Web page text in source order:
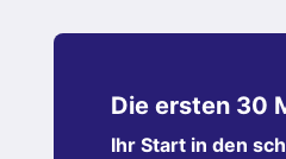
Die ersten 30
Ihr Start in den